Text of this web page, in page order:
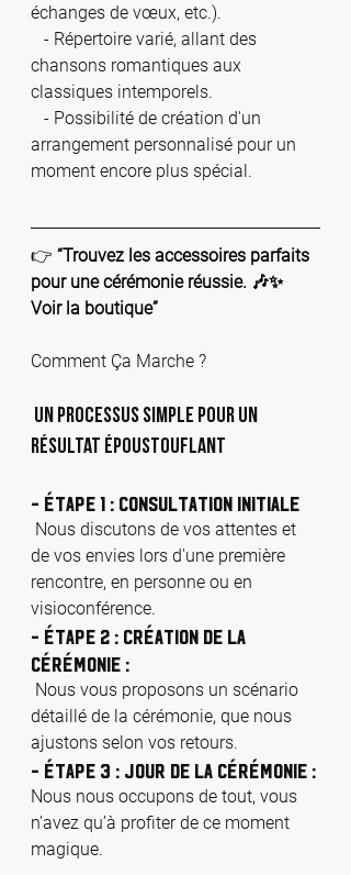
échanges de vœux, etc.).
chansons romantiques aux
classiques intemporels.
arrangement personnalisé pour un
moment encore plus spécial.
👉 “Trouvez les accessoires parfaits
pour une cérémonie réussie. 🎶✨
Voir la boutique”
Comment Ça Marche ?
Résultat Époustouflant
- Étape 1 : Consultation Initiale
de vos envies lors d'une première
rencontre, en personne ou en
visioconférence.
- Étape 2 : Création de la
Cérémonie :
détaillé de la cérémonie, que nous
ajustons selon vos retours.
- Étape 3 : Jour de la Cérémonie :
Nous nous occupons de tout, vous
n’avez qu’à profiter de ce moment
magique.